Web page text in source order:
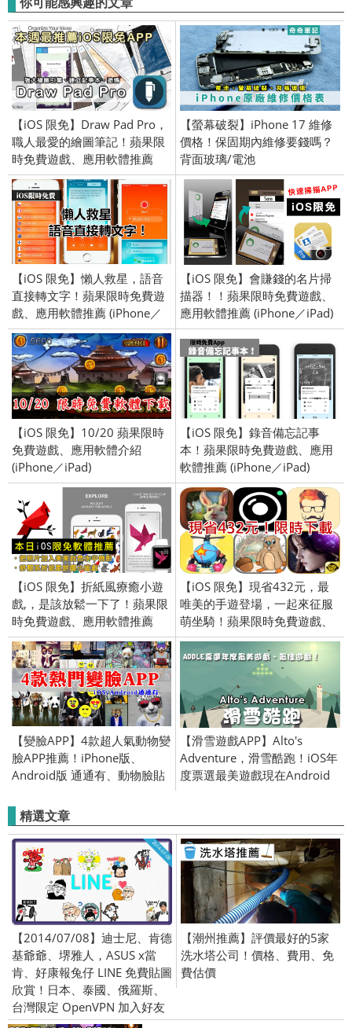
【iOS 限免】Draw Pad Pro，
職人最愛的繪圖筆記！蘋果限
時免費遊戲、應用軟體推薦
(iPhone／iPad) 2016/7/11
【螢幕破裂】iPhone 17 維修
價格！保固期內維修要錢嗎？
背面玻璃/電池
【iOS 限免】懶人救星，語音
直接轉文字！蘋果限時免費遊
戲、應用軟體推薦 (iPhone／
iPad) 2017/11/22
【iOS 限免】會賺錢的名片掃
描器！！蘋果限時免費遊戲、
應用軟體推薦 (iPhone／iPad)
2018/05/16
【iOS 限免】10/20 蘋果限時
免費遊戲、應用軟體介紹
(iPhone／iPad)
【iOS 限免】錄音備忘記事
本！蘋果限時免費遊戲、應用
軟體推薦 (iPhone／iPad)
2018/07/18
【iOS 限免】折紙風療癒小遊
戲,，是該放鬆一下了！蘋果限
時免費遊戲、應用軟體推薦
(iPhone／iPad) 2016/11/9
【iOS 限免】現省432元，最
唯美的手遊登場，一起來征服
萌坐騎！蘋果限時免費遊戲、
應用軟體介紹 (iPhone／iPad)
2016/2/19
【變臉APP】4款超人氣動物變
臉APP推薦！iPhone版、
Android版 通通有、動物臉貼
【滑雪遊戲APP】Alto's
Adventure，滑雪酷跑！iOS年
度票選最美遊戲現在Android
精選文章
【2014/07/08】迪士尼、肯德
基爺爺、堺雅人，ASUS x當
肯、好康報兔仔 LINE 免費貼圖
欣賞！日本、泰國、俄羅斯、
台灣限定 OpenVPN 加入好友
【潮州推薦】評價最好的5家
洗水塔公司！價格、費用、免
費估價